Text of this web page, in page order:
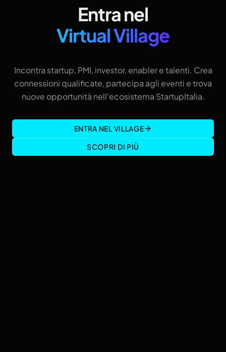
Entra nel
Virtual Village
Incontra startup, PMI, investor, enabler e talenti. Crea
connessioni qualificate, partecipa agli eventi e trova
nuove opportunità nell'ecosistema StartupItalia.
ENTRA NEL VILLAGE
SCOPRI DI PIÙ